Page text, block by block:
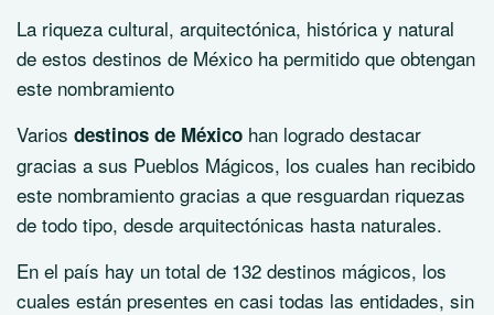
La riqueza cultural, arquitectónica, histórica y natural
de estos destinos de México ha permitido que obtengan
este nombramiento
Varios destinos de México han logrado destacar
gracias a sus Pueblos Mágicos, los cuales han recibido
este nombramiento gracias a que resguardan riquezas
de todo tipo, desde arquitectónicas hasta naturales.
En el país hay un total de 132 destinos mágicos, los
cuales están presentes en casi todas las entidades, sin